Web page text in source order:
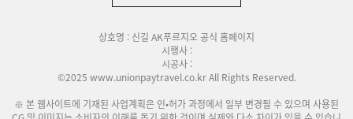
상호명 : 신길 AK푸르지오 공식 홈페이지
시행사 :
시공사 :
©2025 www.unionpaytravel.co.kr All Rights Reserved.
※ 본 웹사이트에 기재된 사업계획은 인•허가 과정에서 일부 변경될 수 있으며 사용된